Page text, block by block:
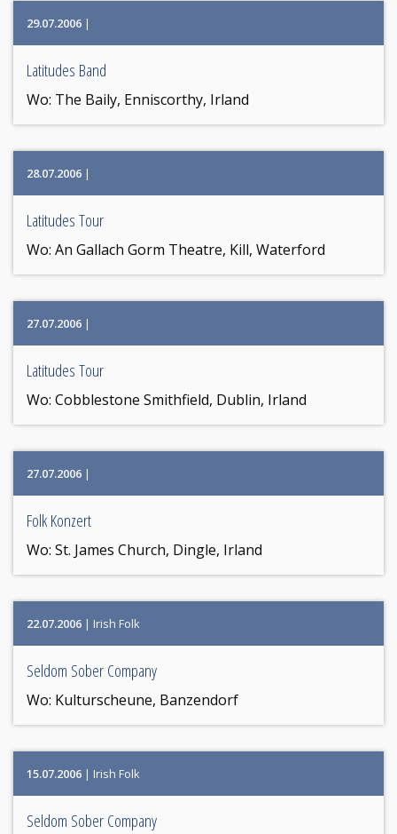
29.07.2006 |
Latitudes Band
Wo: The Baily, Enniscorthy, Irland
28.07.2006 |
Latitudes Tour
Wo: An Gallach Gorm Theatre, Kill, Waterford
27.07.2006 |
Latitudes Tour
Wo: Cobblestone Smithfield, Dublin, Irland
27.07.2006 |
Folk Konzert
Wo: St. James Church, Dingle, Irland
22.07.2006 | Irish Folk
Seldom Sober Company
Wo: Kulturscheune, Banzendorf
15.07.2006 | Irish Folk
Seldom Sober Company